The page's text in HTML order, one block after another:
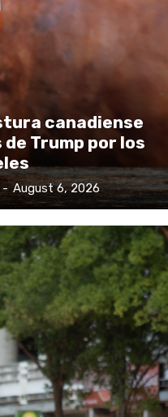
canadiense
Trump por los
- August 6, 2026